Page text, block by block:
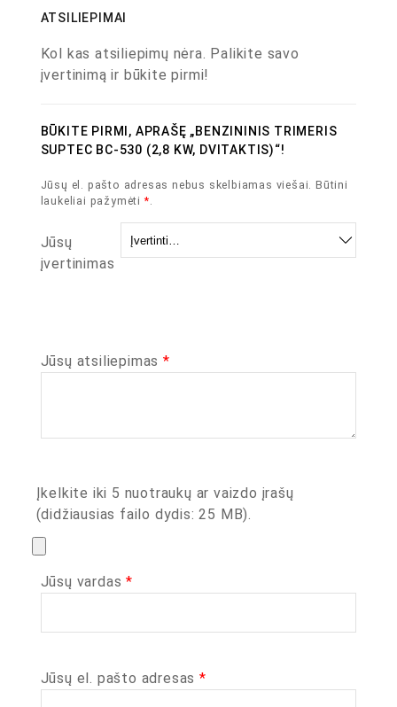
ATSILIEPIMAI
Kol kas atsiliepimų nėra. Palikite savo
įvertinimą ir būkite pirmi!
BŪKITE PIRMI, APRAŠĘ „BENZININIS TRIMERIS
SUPTEC BC-530 (2,8 KW, DVITAKTIS)“!
Jūsų el. pašto adresas nebus skelbiamas viešai. Būtini
laukeliai pažymėti *.
Jūsų
įvertinimas
Jūsų atsiliepimas *
Įkelkite iki 5 nuotraukų ar vaizdo įrašų
(didžiausias failo dydis: 25 MB).
Jūsų vardas*
Jūsų el. pašto adresas *